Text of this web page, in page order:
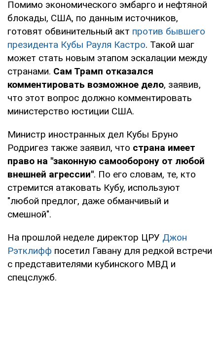
Помимо экономического эмбарго и нефтяной
блокады, США, по данным источников,
готовят обвинительный акт против бывшего
президента Кубы Рауля Кастро. Такой шаг
может стать новым этапом эскалации между
странами. Сам Трамп отказался
комментировать возможное дело, заявив,
что этот вопрос должно комментировать
министерство юстиции США.
Министр иностранных дел Кубы Бруно
Родригез также заявил, что страна имеет
право на "законную самооборону от любой
внешней агрессии". По его словам, те, кто
стремится атаковать Кубу, используют
"любой предлог, даже обманчивый и
смешной".
На прошлой неделе директор ЦРУ Джон
Рэтклифф посетил Гавану для редкой встречи
с представителями кубинского МВД и
спецслужб.